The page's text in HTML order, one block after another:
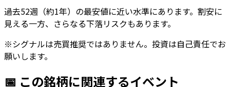
過去52週（約1年）の最安値に近い水準にあります。割安に
見える一方、さらなる下落リスクもあります。
※シグナルは売買推奨ではありません。投資は自己責任でお
願いします。
📅 この銘柄に関連するイベント